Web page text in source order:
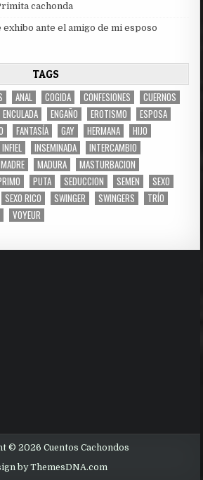
cachonda
exhibo ante el amigo de mi esposo
TAGS
ANAL COGIDA CONFESIONES
CUERNOS
ENCULADA ENGAÑO EROTISMO
ESPOSA
FANTASÍA GAY HERMANA
HIJO
INFIEL INSEMINADA
INTERCAMBIO
MADRE MADURA
MASTURBACION
PUTA SEDUCCION SEMEN
SEXO
SEXO RICO SWINGER SWINGERS
TRÍO
VOYEUR
© 2026 Cuentos Cachondos
by ThemesDNA.com